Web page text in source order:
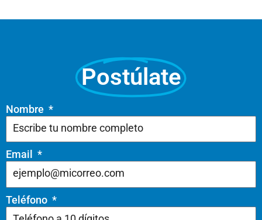
Postúlate
Nombre
Email
Teléfono